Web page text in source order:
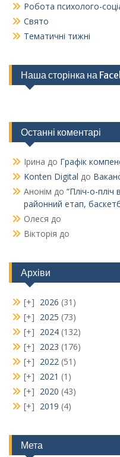
Робота психолого-
Свято
Тематичні тижні
Наша сторінка на
Останні коментарі
Ірина до Графік
Konten Digital до
Анонім до “Пліч-о-пліч
районний етап,
Олеся до
Вікторія до
Архіви
2026 (31)
2025 (73)
2024 (132)
2023 (176)
2022 (51)
2021 (1)
2020 (43)
2019 (4)
Мета